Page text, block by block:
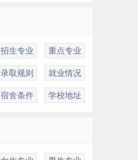
招生专业 重点专业
录取规则 就业情况
宿舍条件 学校地址